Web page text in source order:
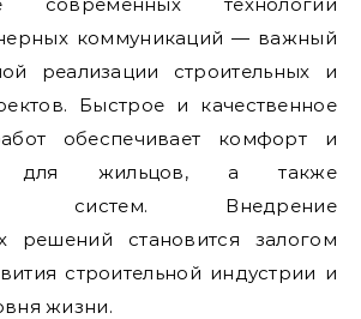
коммуникаций — важный
реализации строительных и
Быстрое и качественное
обеспечивает комфорт и
для жильцов, а также
систем. Внедрение
решений становится залогом
строительной индустрии и
жизни.